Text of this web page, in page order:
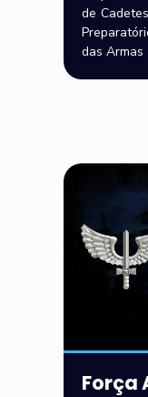
de
das Armas
Força